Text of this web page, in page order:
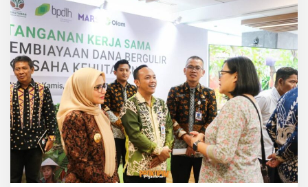
a
r
a
n
P
e
r
k
u
a
t
P
e
m